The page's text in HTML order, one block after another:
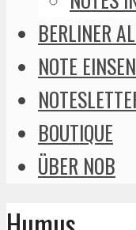
BERLINER
NOTE
BOUTIQUE
ÜBER NOB